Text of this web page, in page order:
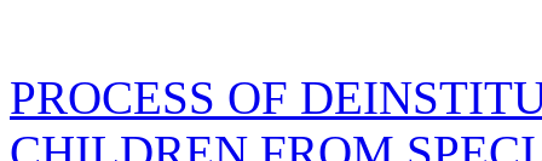
PROCESS OF